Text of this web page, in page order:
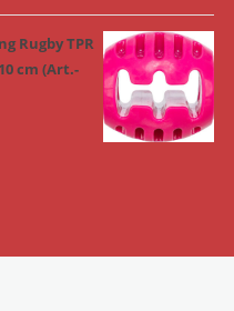
Rugby TPR
cm (Art.-